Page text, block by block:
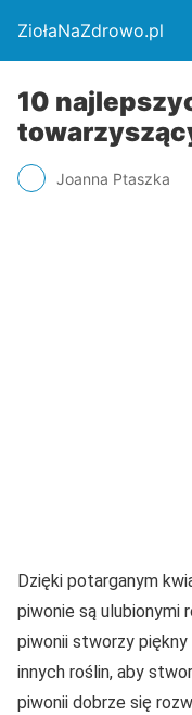
ZiołaNaZdrowo.pl
10
Joanna Ptaszka
Dzięki potarganym
piwonie są ulubionymi
piwonii stworzy
innych roślin, aby
piwonii dobrze się